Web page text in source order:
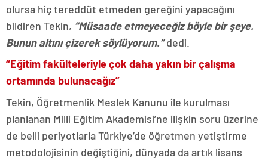
olursa hiç tereddüt etmeden gereğini yapacağını
bildiren Tekin, “Müsaade etmeyeceğiz böyle bir şeye.
Bunun altını çizerek söylüyorum.”dedi.
“Eğitim fakülteleriyle çok daha yakın bir çalışma
ortamında bulunacağız”
Tekin, Öğretmenlik Meslek Kanunu ile kurulması
planlanan Milli Eğitim Akademisi’ne ilişkin soru üzerine
de belli periyotlarla Türkiye’de öğretmen yetiştirme
metodolojisinin değiştiğini, dünyada da artık lisans